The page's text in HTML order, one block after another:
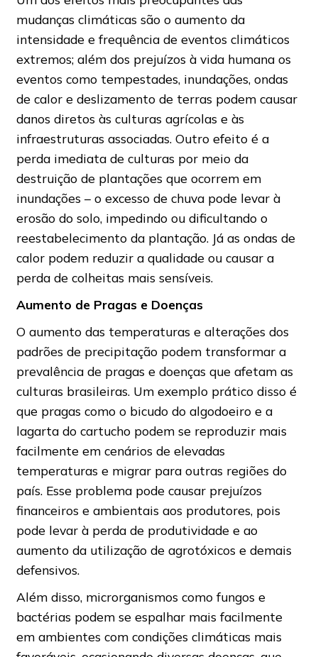
mudanças climáticas são o aumento da
intensidade e frequência de eventos climáticos
extremos; além dos prejuízos à vida humana os
eventos como tempestades, inundações, ondas
de calor e deslizamento de terras podem causar
danos diretos às culturas agrícolas e às
infraestruturas associadas. Outro efeito é a
perda imediata de culturas por meio da
destruição de plantações que ocorrem em
inundações – o excesso de chuva pode levar à
erosão do solo, impedindo ou dificultando o
reestabelecimento da plantação. Já as ondas de
calor podem reduzir a qualidade ou causar a
perda de colheitas mais sensíveis.
Aumento de Pragas e Doenças
O aumento das temperaturas e alterações dos
padrões de precipitação podem transformar a
prevalência de pragas e doenças que afetam as
culturas brasileiras. Um exemplo prático disso é
que pragas como o bicudo do algodoeiro e a
lagarta do cartucho podem se reproduzir mais
facilmente em cenários de elevadas
temperaturas e migrar para outras regiões do
país. Esse problema pode causar prejuízos
financeiros e ambientais aos produtores, pois
pode levar à perda de produtividade e ao
aumento da utilização de agrotóxicos e demais
defensivos.
Além disso, microrganismos como fungos e
bactérias podem se espalhar mais facilmente
em ambientes com condições climáticas mais